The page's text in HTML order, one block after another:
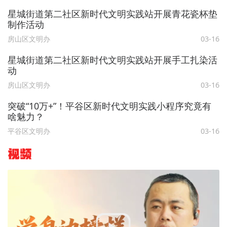
星城街道第二社区新时代文明实践站开展青花瓷杯垫
制作活动
房山区文明办 03-16
星城街道第二社区新时代文明实践站开展手工扎染活
动
房山区文明办 03-16
突破“10万+”！平谷区新时代文明实践小程序究竟有
啥魅力？
平谷区文明办 03-16
视频